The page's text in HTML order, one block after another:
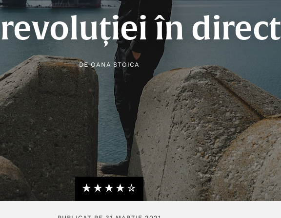
în direct
DEOANA STOICA
★★★★★
☆☆☆☆☆